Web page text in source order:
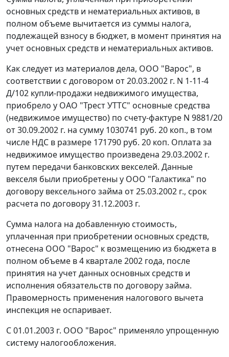
основных средств и нематериальных активов, в
полном объеме вычитается из суммы налога,
подлежащей взносу в бюджет, в момент принятия на
учет основных средств и нематериальных активов.
Как следует из материалов дела, ООО "Варос", в
соответствии с договором от 20.03.2002 г. N 1-11-4
Д/102 купли-продажи недвижимого имущества,
приобрело у ОАО "Трест УТТС" основные средства
(недвижимое имущество) по счету-фактуре N 9881/20
от 30.09.2002 г. на сумму 1030741 руб. 20 коп., в том
числе НДС в размере 171790 руб. 20 коп. Оплата за
недвижимое имущество произведена 29.03.2002 г.
путем передачи банковских векселей. Данные
векселя были приобретены у ООО "Галактика" по
договору вексельного займа от 25.03.2002 г., срок
расчета по договору 31.12.2003 г.
Сумма налога на добавленную стоимость,
уплаченная при приобретении основных средств,
отнесена ООО "Варос" к возмещению из бюджета в
полном объеме в 4 квартале 2002 года, после
принятия на учет данных основных средств и
исполнения обязательств по договору займа.
Правомерность применения налогового вычета
инспекция не оспаривает.
С 01.01.2003 г. ООО "Варос" применяло упрощенную
систему налогообложения.